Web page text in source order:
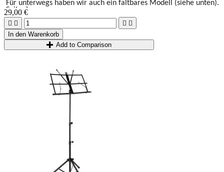
Für unterwegs haben wir auch ein faltbares Modell (siehe unten).
Seiten)
29,00 €
   
In den Warenkorb
Add to Comparison